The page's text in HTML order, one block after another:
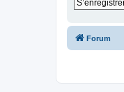
Forum